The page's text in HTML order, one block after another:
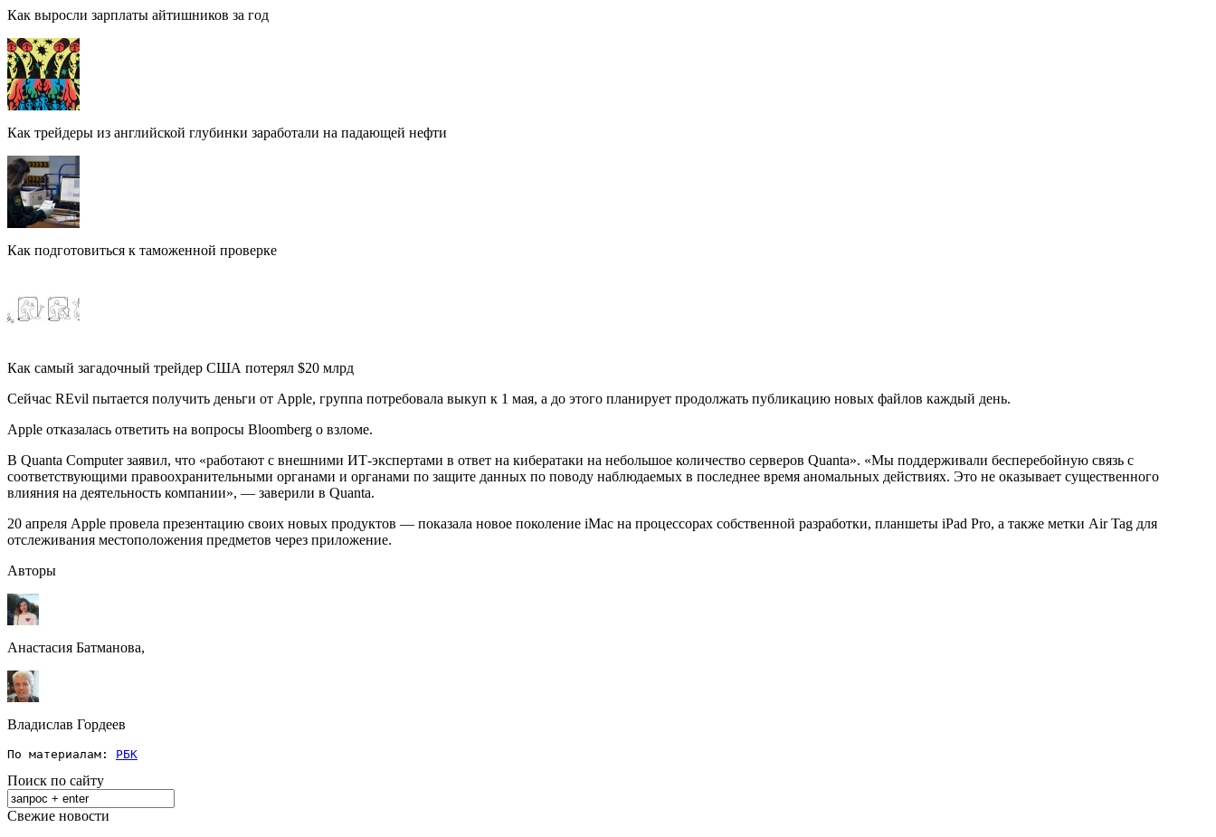
Как выросли зарплаты айтишников за год
Как трейдеры из английской глубинки заработали на падающей нефти
Как подготовиться к таможенной проверке
Как самый загадочный трейдер США потерял $20 млрд
Сейчас REvil пытается получить деньги от Apple, группа потребовала выкуп к 1 мая, а до этого планирует продолжать публикацию новых файлов каждый день.
Apple отказалась ответить на вопросы Bloomberg о взломе.
В Quanta Computer заявил, что «работают с внешними ИТ-экспертами в ответ на кибератаки на небольшое количество серверов Quanta». «Мы поддерживали бесперебойную связь с
соответствующими правоохранительными органами и органами по защите данных по поводу наблюдаемых в последнее время аномальных действиях. Это не оказывает существенного
влияния на деятельность компании», — заверили в Quanta.
20 апреля Apple провела презентацию своих новых продуктов — показала новое поколение iMac на процессорах собственной разработки, планшеты iPad Pro, а также метки Air Tag для
отслеживания местоположения предметов через приложение.
Авторы
Анастасия Батманова,
Владислав Гордеев
По материалам: РБК
Поиск по сайту
Свежие новости